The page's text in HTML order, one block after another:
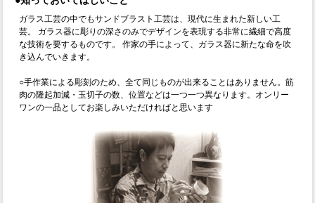
ガラス工芸の中でもサンドブラスト工芸は、現代に生まれた新しい工
芸。 ガラス器に彫りの深さのみでデザインを表現する非常に繊細で高度
な技術を要するものです。 作家の手によって、ガラス器に新たな命を吹
き込んでいきます。
○手作業による彫刻のため、全て同じものが出来ることはありません。筋
肉の隆起加減・玉切子の数、位置などは一つ一つ異なります。オンリー
ワンの一品としてお楽しみいただければと思います